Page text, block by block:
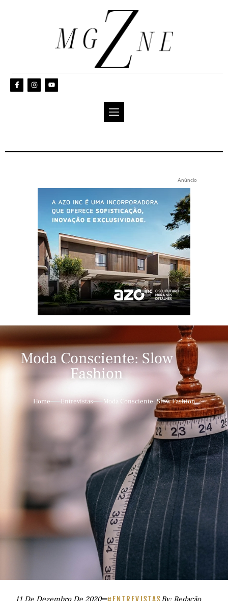
Anúncio
Moda Consciente: Slow
Fashion
Home Entrevistas Moda Consciente: Slow Fashion